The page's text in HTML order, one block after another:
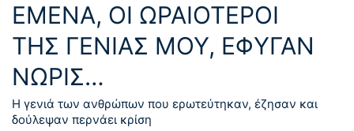
ΕΜΈΝΑ, ΟΙ ΩΡΑΙΌΤΕΡΟΙ
ΤΗΣ ΓΕΝΙΆΣ ΜΟΥ, ΈΦΥΓΑΝ
ΝΩΡΊΣ…
Η γενιά των ανθρώπων που ερωτεύτηκαν, έζησαν και
δούλεψαν περνάει κρίση